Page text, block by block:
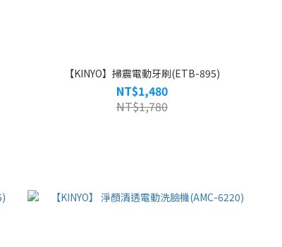
【KINYO】掃震電動牙刷(ETB-895)
NT$1,480
NT$1,780